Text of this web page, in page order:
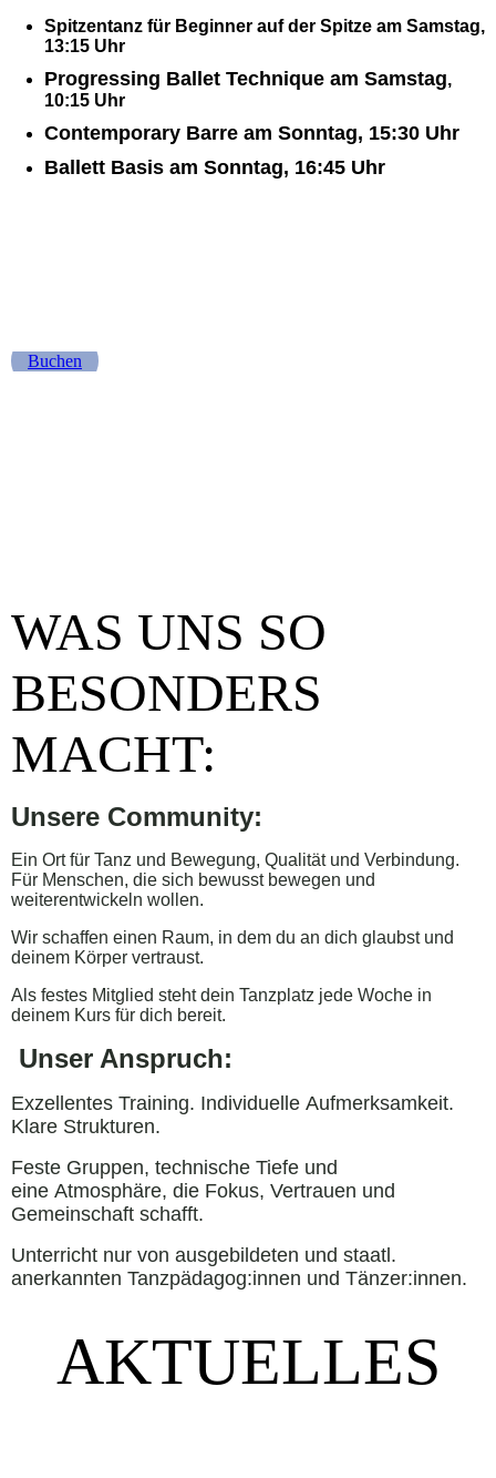
Spitzentanz für Beginner auf der Spitze am Samstag,
13:15 Uhr
Progressing Ballet Technique am Samstag,
10:15 Uhr
Contemporary Barre am Sonntag, 15:30 Uhr
Ballett Basis am Sonntag, 16:45 Uhr
Buchen
WAS UNS SO
BESONDERS
MACHT:
Unsere Community:
Ein Ort für Tanz und Bewegung, Qualität und Verbindung.
Für Menschen, die sich bewusst bewegen und
weiterentwickeln wollen.
Wir schaffen einen Raum, in dem du an dich glaubst und
deinem Körper vertraust.
Als festes Mitglied steht dein Tanzplatz jede Woche in
deinem Kurs für dich bereit.
Unser Anspruch:
Exzellentes Training. Individuelle Aufmerksamkeit.
Klare Strukturen.
Feste Gruppen, technische Tiefe und
eine Atmosphäre, die Fokus, Vertrauen und
Gemeinschaft schafft.
Unterricht nur von ausgebildeten und staatl.
anerkannten Tanzpädagog:innen und Tänzer:innen.
AKTUELLES